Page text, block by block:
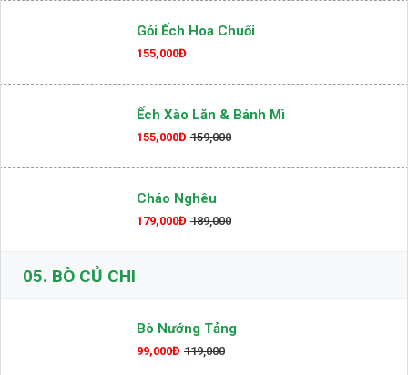
Ếch Ủ Rơm Phô Mai
159,000Đ
Gỏi Ếch Hoa Chuối
155,000Đ
Ếch Xào Lăn & Bánh Mì
155,000Đ 159,000